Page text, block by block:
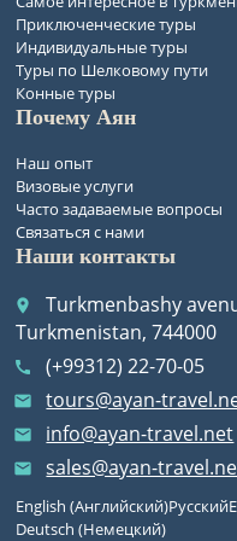
Приключенческие туры
Индивидуальные туры
Туры по Шелковому пути
Конные туры
Почему Аян
Наш опыт
Визовые услуги
Часто задаваемые вопросы
Связаться с нами
Наши контакты
place
Turkmenbashy
Turkmenistan, 744000
call (+99312) 22-70-05
email tours@ayan-
email info@ayan-travel.net
email sales@ayan-
English (Английский)Русский
Deutsch (Немецкий)